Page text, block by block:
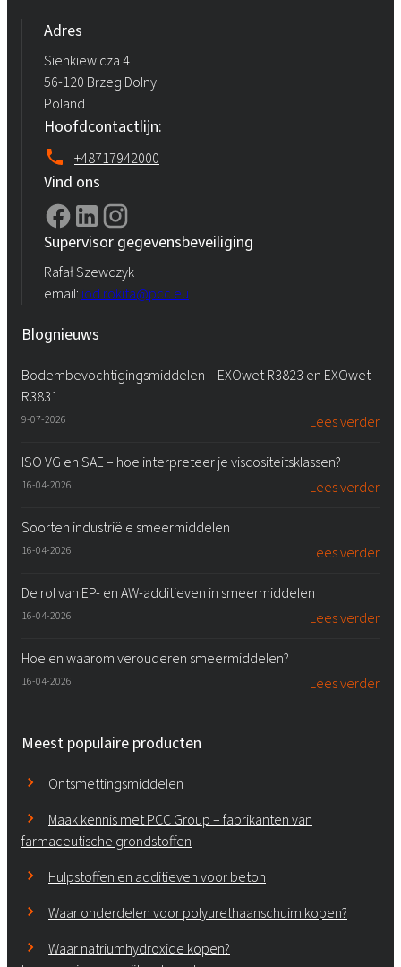
Adres
Sienkiewicza 4
56-120 Brzeg Dolny
Poland
Hoofdcontactlijn:
+48717942000
Vind ons
Supervisor gegevensbeveiliging
Rafał Szewczyk
email: iod.rokita@pcc.eu
Blognieuws
Bodembevochtigingsmiddelen – EXOwet R3823 en EXOwet
R3831
9-07-2026 Lees verder
ISO VG en SAE – hoe interpreteer je viscositeitsklassen?
16-04-2026 Lees verder
Soorten industriële smeermiddelen
16-04-2026 Lees verder
De rol van EP- en AW-additieven in smeermiddelen
16-04-2026 Lees verder
Hoe en waarom verouderen smeermiddelen?
16-04-2026 Lees verder
Meest populaire producten
Ontsmettingsmiddelen
Maak kennis met PCC Group – fabrikanten van
farmaceutische grondstoffen
Hulpstoffen en additieven voor beton
Waar onderdelen voor polyurethaanschuim kopen?
Waar natriumhydroxide kopen?